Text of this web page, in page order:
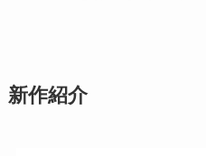
新作紹介